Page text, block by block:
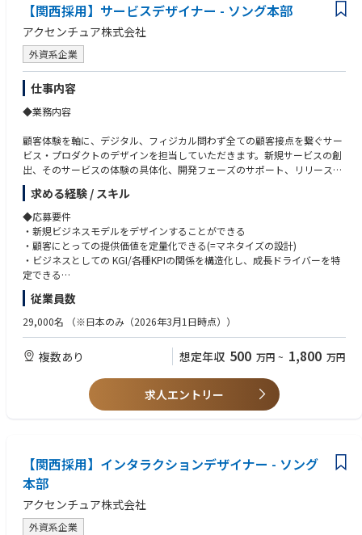
・課題理解力、課題定義力、論理的思考力
・アントレプレナーシップ
・ ビジネス英語でのコミュニケーションスキル(管理職以上必須)
【関西採用】サービスデザイナー - ソング本部
アクセンチュア株式会社
外資系企業
仕事内容
◆業務内容
顧客体験を軸に、デジタル、フィジカル問わず全ての顧客接点を繋ぐサー
ビス・プロダクトのデザインを担当していただきます。新規サービスの創
出、そのサービスの体験の具体化、開発フェーズのサポート、リリース後
のサービス成長などをデザインプロセスをもとに担当していただきます。
アクセンチュアの総合力を持って、より大きな経営・事業変革・社会環境
問題のテーマに取り組むことで、世の中の人々の生活や社会にインパクト
を与え、企業ブランドの価値を高めます。
<具体的な業務内容例>
・デザインリサーチを設計・実施し、結果からインサイトを発見
・サービス・プロダクトのコンセプト策定から顧客体験・サービスフロー
などをデザイン
・デザイナーやコンサルタントやエンジニアなど各種専門家、クライアン
・グローバルのメンバーとの連携・共創・社内外の最新事例や専門知識を
求める経験 / スキル
◆応募要件
・新規ビジネスモデルをデザインすることができる
・顧客にとっての提供価値を定量化できる(=マネタイズの設計)
・ビジネスとしての KGI/各種KPIの関係を構造化し、成長ドライバーを特
定できる
・簡易的な事業P/Lが作成できる
・デザインに対するパッション、信念がある
・広義のデザインの本質やデザイナーの思考法を理解している
計、ワークショップファシリテーション、、PoCなど）を理解している
◆望ましい経験・スキル
・ビジネスデザインの経験
・プロダクトマネジメントの経験
・課題理解力、課題定義力、論理的思考力
・アントレプレナーシップ
・ ビジネス英語でのコミュニケーションスキル(管理職以上必須)
従業員数
29,000名 （※日本のみ（2026年3月1日時点））
複数あり 想定年収 500 万円 ~ 1,800 万円
求人エントリー
【関西採用】インタラクションデザイナー - ソング
本部
アクセンチュア株式会社
外資系企業